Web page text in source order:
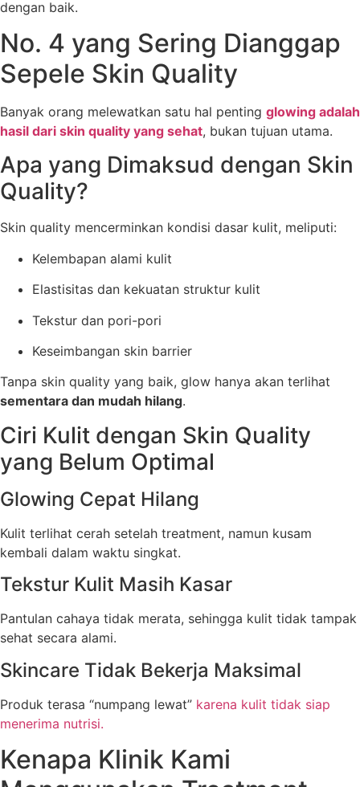
dengan baik.
No. 4 yang Sering Dianggap
Sepele Skin Quality
Banyak orang melewatkan satu hal penting glowing adalah
hasil dari skin quality yang sehat, bukan tujuan utama.
Apa yang Dimaksud dengan Skin
Quality?
Skin quality mencerminkan kondisi dasar kulit, meliputi:
Kelembapan alami kulit
Elastisitas dan kekuatan struktur kulit
Tekstur dan pori-pori
Keseimbangan skin barrier
Tanpa skin quality yang baik, glow hanya akan terlihat
sementara dan mudah hilang.
Ciri Kulit dengan Skin Quality
yang Belum Optimal
Glowing Cepat Hilang
Kulit terlihat cerah setelah treatment, namun kusam
kembali dalam waktu singkat.
Tekstur Kulit Masih Kasar
Pantulan cahaya tidak merata, sehingga kulit tidak tampak
sehat secara alami.
Skincare Tidak Bekerja Maksimal
Produk terasa “numpang lewat” karena kulit tidak siap
menerima nutrisi.
Kenapa Klinik Kami